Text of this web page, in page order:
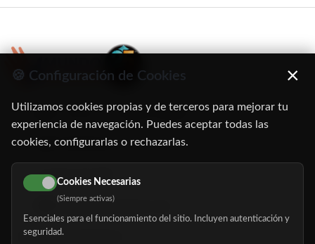
C/ Oruro, 11. 28016 Madrid
91 345 06 26
616 113 103
hola@mundomayor.com
Buscador de residencias
🍪 Configuración de Cookies ×
Utilizamos cookies propias y de terceros para mejorar tu
experiencia de navegación. Puedes aceptar todas las
cookies, configurarlas o rechazarlas.
Cookies Necesarias
(Siempre activas)
Esenciales para el funcionamiento del sitio. Incluyen autenticación y
seguridad.